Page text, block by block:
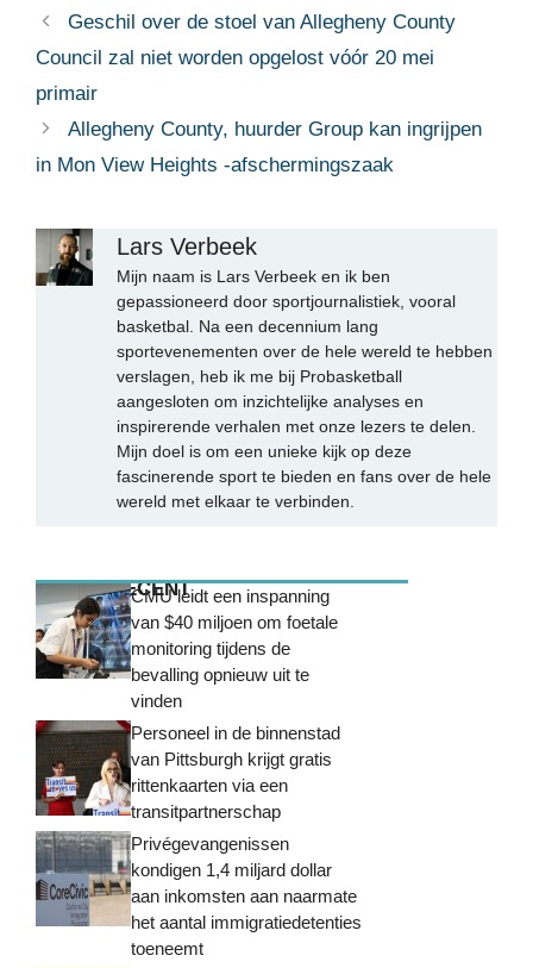
Geschil over de stoel van Allegheny County
Council zal niet worden opgelost vóór 20 mei
primair
Allegheny County, huurder Group kan ingrijpen
in Mon View Heights -afschermingszaak
Lars Verbeek
Mijn naam is Lars Verbeek en ik ben
gepassioneerd door sportjournalistiek, vooral
basketbal. Na een decennium lang
sportevenementen over de hele wereld te hebben
verslagen, heb ik me bij Probasketball
aangesloten om inzichtelijke analyses en
inspirerende verhalen met onze lezers te delen.
Mijn doel is om een unieke kijk op deze
fascinerende sport te bieden en fans over de hele
wereld met elkaar te verbinden.
MEEST RECENTCMU leidt een inspanning
van $40 miljoen om foetale
monitoring tijdens de
bevalling opnieuw uit te
vinden
Personeel in de binnenstad
van Pittsburgh krijgt gratis
rittenkaarten via een
transitpartnerschap
Privégevangenissen
kondigen 1,4 miljard dollar
aan inkomsten aan naarmate
het aantal immigratiedetenties
toeneemt